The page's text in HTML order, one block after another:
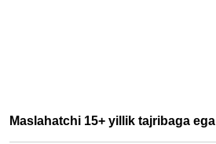
Maslahatchi 15+ yillik tajribaga ega